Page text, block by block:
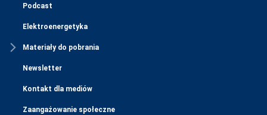
Podcast
Elektroenergetyka
Materiały do pobrania
Newsletter
Kontakt dla mediów
Zaangażowanie społeczne